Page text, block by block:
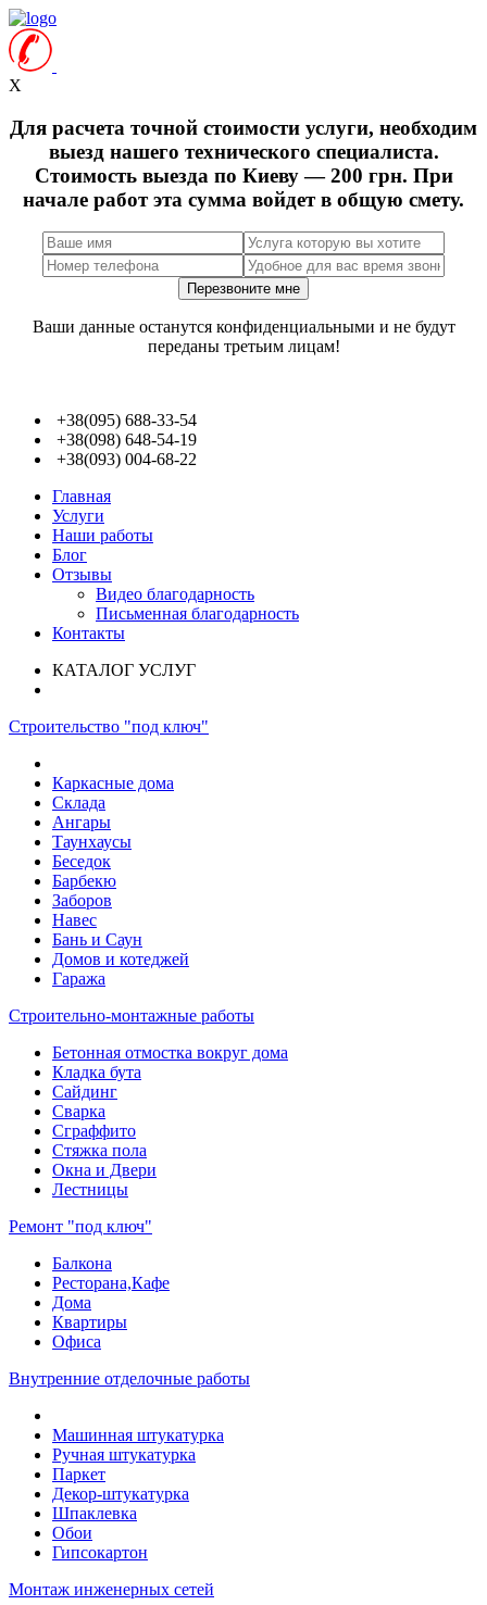
X
Для расчета точной стоимости услуги, необходим
выезд нашего технического специалиста.
Стоимость выезда по Киеву — 200 грн. При
начале работ эта сумма войдет в общую смету.
Ваши данные останутся конфиденциальными и не будут
переданы третьим лицам!
+38(095) 688-33-54
+38(098) 648-54-19
+38(093) 004-68-22
Главная
Услуги
Наши работы
Блог
Отзывы
Видео благодарность
Письменная благодарность
Контакты
КАТАЛОГ УСЛУГ
Строительство "под ключ"
Каркасные дома
Склада
Ангары
Таунхаусы
Беседок
Барбекю
Заборов
Навес
Бань и Саун
Домов и котеджей
Гаража
Строительно-монтажные работы
Бетонная отмостка вокруг дома
Кладка бута
Сайдинг
Сварка
Сграффито
Стяжка пола
Окна и Двери
Лестницы
Ремонт "под ключ"
Балкона
Ресторана,Кафе
Дома
Квартиры
Офиса
Внутренние отделочные работы
Машинная штукатурка
Ручная штукатурка
Паркет
Декор-штукатурка
Шпаклевка
Обои
Гипсокартон
Монтаж инженерных сетей